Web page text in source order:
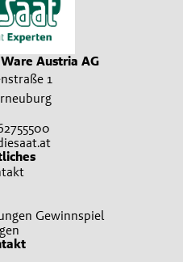
Austria AG
1
Gewinnspiel